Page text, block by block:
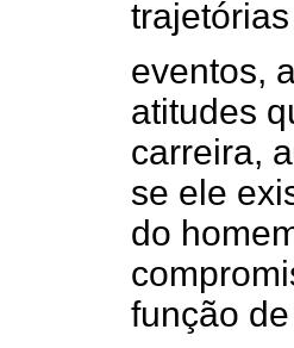
eventos,
atitudes
carreira,
se ele
do
função